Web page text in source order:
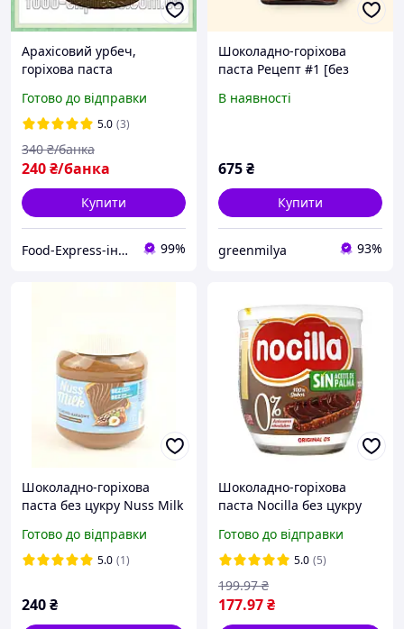
Арахісовий урбеч,
горіхова паста
540г
Готово до відправки
5.0 (3)
240₴/банка
340 ₴/банка
Купити
Food-Express-інтернет магазин горіхів та сухофруктів оптом та в роздріб 99%
Шоколадно-горіхова
паста Рецепт #1 [без
sisterschocolate
В наявності
675₴
Купити
greenmilya 93%
Шоколадно-горіхова
паста без цукру Nuss Milk
Готово до відправки
5.0 (1)
240₴
Шоколадно-горіхова
паста Nocilla без цукру
Готово до відправки
5.0 (5)
177.97₴
199.97 ₴